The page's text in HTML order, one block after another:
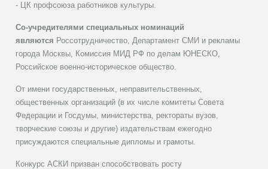
- ЦК профсоюза работников культуры.
Со-учредителями специальных номинаций
являются Россотрудничество, Департамент СМИ и рекламы
города Москвы, Комиссия МИД РФ по делам ЮНЕСКО,
Российское военно-историческое общество.
От имени государственных, неправительственных,
общественных организаций (в их числе комитеты Совета
Федерации и Госдумы, министерства, ректораты вузов,
творческие союзы и другие) издательствам ежегодно
присуждаются специальные дипломы и грамоты.
Конкурс АСКИ призван способствовать росту